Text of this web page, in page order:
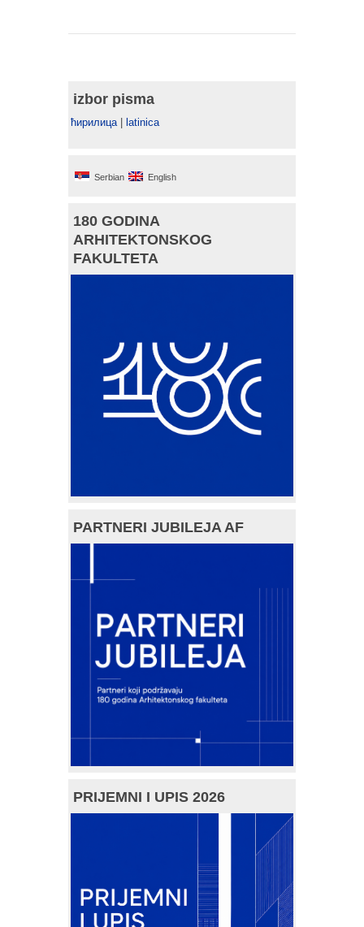
izbor pisma
ћирилица | latinica
Serbian English
180 GODINA
ARHITEKTONSKOG
FAKULTETA
PARTNERI JUBILEJA AF
PRIJEMNI I UPIS 2026